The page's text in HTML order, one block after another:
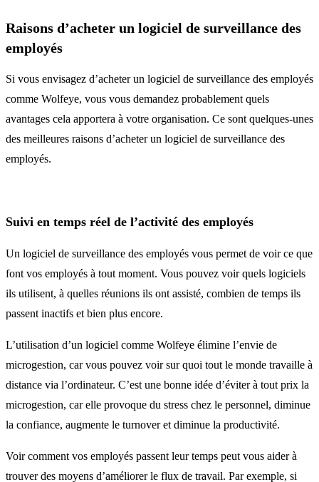
Raisons d’acheter un logiciel de surveillance des
employés
Si vous envisagez d’acheter un logiciel de surveillance des employés
comme Wolfeye, vous vous demandez probablement quels
avantages cela apportera à votre organisation. Ce sont quelques-unes
des meilleures raisons d’acheter un logiciel de surveillance des
employés.
Suivi en temps réel de l’activité des employés
Un logiciel de surveillance des employés vous permet de voir ce que
font vos employés à tout moment. Vous pouvez voir quels logiciels
ils utilisent, à quelles réunions ils ont assisté, combien de temps ils
passent inactifs et bien plus encore.
L’utilisation d’un logiciel comme Wolfeye élimine l’envie de
microgestion, car vous pouvez voir sur quoi tout le monde travaille à
distance via l’ordinateur. C’est une bonne idée d’éviter à tout prix la
microgestion, car elle provoque du stress chez le personnel, diminue
la confiance, augmente le turnover et diminue la productivité.
Voir comment vos employés passent leur temps peut vous aider à
trouver des moyens d’améliorer le flux de travail. Par exemple, si